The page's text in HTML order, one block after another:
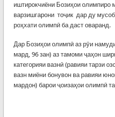
иштирокчиёни Бозиҳои олимпиро
варзишгарони тоҷик дар ду
роҳхати олимпӣ ба даст оваранд.
Дар Бозиҳои олимпӣ аз рӯи
мард, 96 зан) аз тамоми ҷаҳон
категорияи вазнӣ (равияи тарзи
вазн миёни бонувон ва равияи
мардон) барои ҷоизаҳои олимпӣ